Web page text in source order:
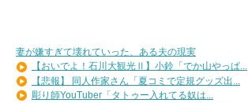
妻が嫌すぎて壊れていった、ある夫の現実
【おいでよ！石川大観光Ⅱ】小鈴「でか山やっぱ...
【悲報】 同人作家さん「夏コミで定規グッズ出...
彫り師YouTuber「タトゥー入れてる奴は...